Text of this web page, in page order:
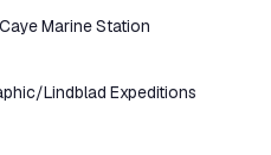
Marine Station
Lindblad Expeditions